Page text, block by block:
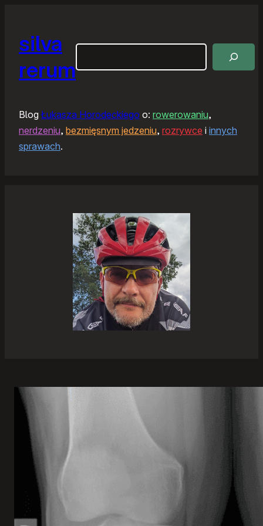
silva
rerum
Blog Łukasza Horodeckiego o: rowerowaniu,
nerdzeniu, bezmięsnym jedzeniu, rozrywce i innych
sprawach.